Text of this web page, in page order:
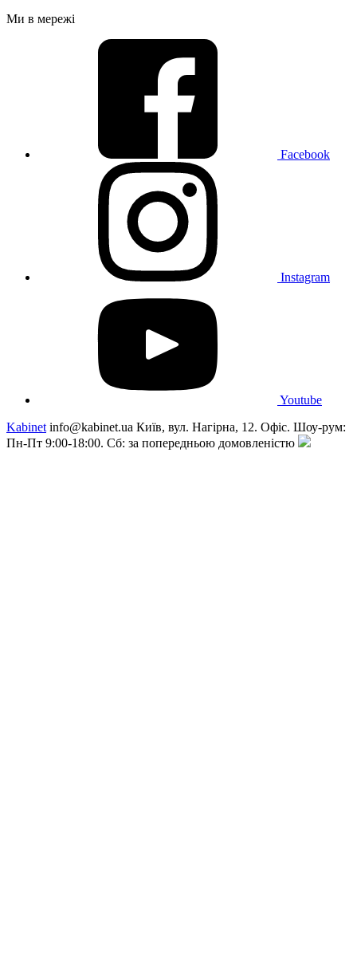
Ми в мережі
Facebook
Instagram
Youtube
Kabinet info@kabinet.ua Київ, вул. Нагірна, 12. Офіс. Шоу-рум:
Пн-Пт 9:00-18:00. Сб: за попередньою домовленістю